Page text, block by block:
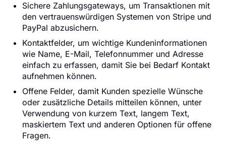
Sichere Zahlungsgateways, um Transaktionen mit
den vertrauenswürdigen Systemen von Stripe und
PayPal abzusichern.
Kontaktfelder, um wichtige Kundeninformationen
wie Name, E-Mail, Telefonnummer und Adresse
einfach zu erfassen, damit Sie bei Bedarf Kontakt
aufnehmen können.
Offene Felder, damit Kunden spezielle Wünsche
oder zusätzliche Details mitteilen können, unter
Verwendung von kurzem Text, langem Text,
maskiertem Text und anderen Optionen für offene
Fragen.